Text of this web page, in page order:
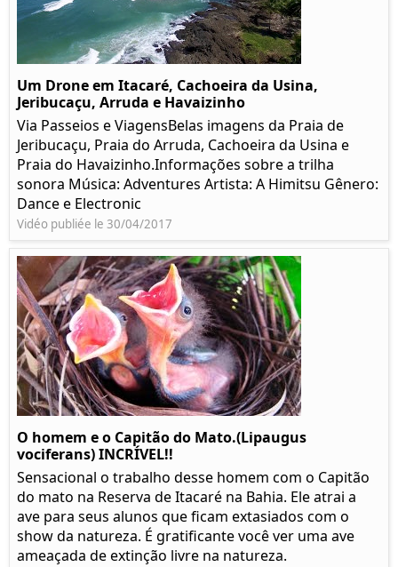
Um Drone em Itacaré, Cachoeira da Usina,
Jeribucaçu, Arruda e Havaizinho
Via Passeios e ViagensBelas imagens da Praia de
Jeribucaçu, Praia do Arruda, Cachoeira da Usina e
Praia do Havaizinho.Informações sobre a trilha
sonora Música: Adventures Artista: A Himitsu Gênero:
Dance e Electronic
Vidéo publiée le 30/04/2017
O homem e o Capitão do Mato.(Lipaugus
vociferans) INCRÍVEL!!
Sensacional o trabalho desse homem com o Capitão
do mato na Reserva de Itacaré na Bahia. Ele atrai a
ave para seus alunos que ficam extasiados com o
show da natureza. É gratificante você ver uma ave
ameaçada de extinção livre na natureza.